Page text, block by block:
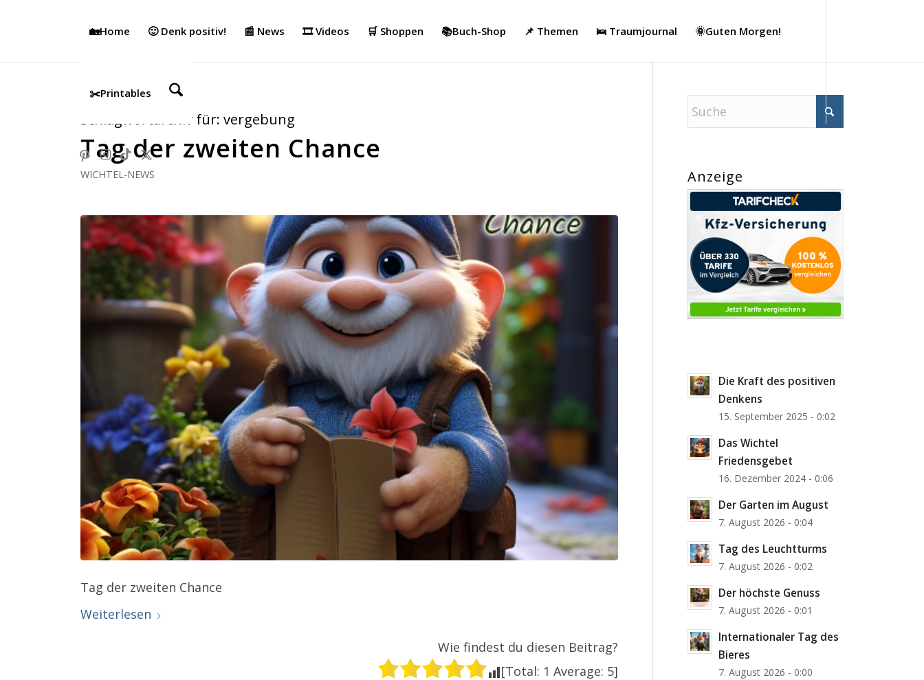
🏡Home 🙂 Denk positiv! 📰 News 🎞️ Videos 🛒 Shoppen 📚Buch-Shop 📌 Themen 🛌 Traumjournal 🌞Guten Morgen!
✂️Printables
Schlagwortarchiv für:vergebung
Tag der zweiten Chance
WICHTEL-NEWS
Tag der zweiten Chance
Weiterlesen
Wie findest du diesen Beitrag?
[Total: 1 Average: 5]
Anzeige
Die Kraft des positiven
Denkens
15. September 2025 - 0:02
Das Wichtel
Friedensgebet
16. Dezember 2024 - 0:06
Der Garten im August
7. August 2026 - 0:04
Tag des Leuchtturms
7. August 2026 - 0:02
Der höchste Genuss
7. August 2026 - 0:01
Internationaler Tag des
Bieres
7. August 2026 - 0:00